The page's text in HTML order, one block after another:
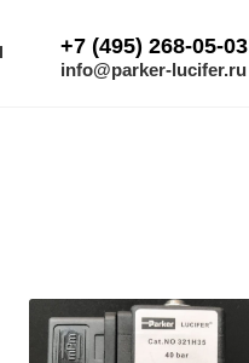
+7 (495) 268-05-03
info@parker-lucifer.ru